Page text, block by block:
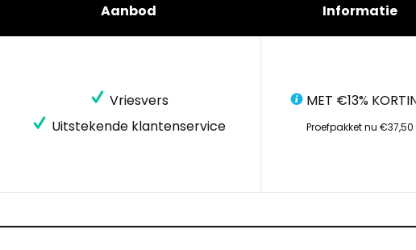
Aanbod Informatie
Vriesvers
Uitstekende klantenservice
MET €13%
Proefpakket nu €37,50